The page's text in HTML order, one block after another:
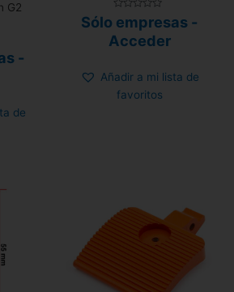
G2
-
de
con
0
de
Sólo empresas -
Acceder
Añadir a mi lista de
favoritos